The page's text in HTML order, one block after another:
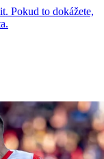
Pokud to dokážete,